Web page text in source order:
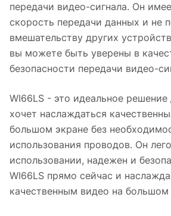
передачи видео-сигнала. Он
скорость передачи данных и не
вмешательству других
вы можете быть уверены в
безопасности передачи видео-
WI66LS - это идеальное решение
хочет наслаждаться
большом экране без
использования проводов. Он
использовании, надежен и
WI66LS прямо сейчас и
качественным видео на большом